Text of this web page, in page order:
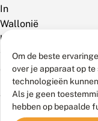
Om de beste
over je apparaat op
technologieën
Als je geen
hebben op bepaalde
In
Wallonië
beperkt
tot
Hoge
Venen.